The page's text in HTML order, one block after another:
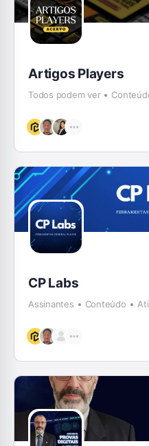
Artigos Players
Todos podem ver
CP Labs
Assinantes Conteúdo